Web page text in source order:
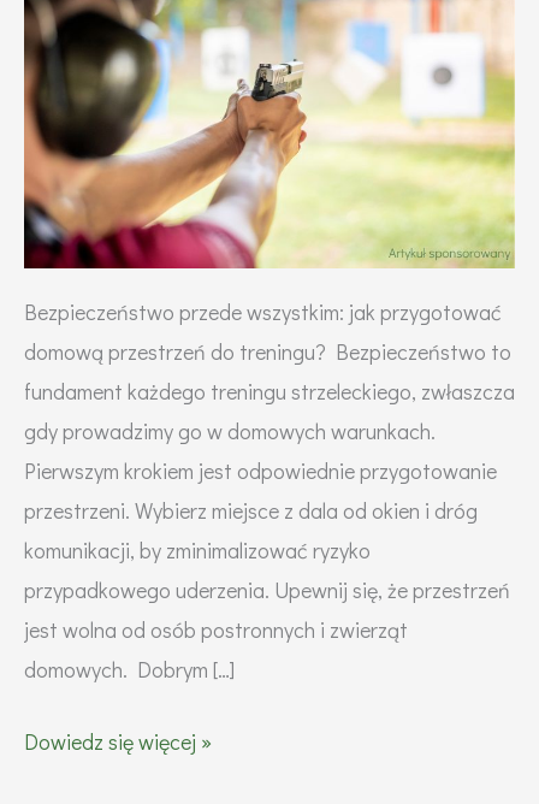
Bezpieczeństwo przede wszystkim: jak przygotować
domową przestrzeń do treningu? Bezpieczeństwo to
fundament każdego treningu strzeleckiego, zwłaszcza
gdy prowadzimy go w domowych warunkach.
Pierwszym krokiem jest odpowiednie przygotowanie
przestrzeni. Wybierz miejsce z dala od okien i dróg
komunikacji, by zminimalizować ryzyko
przypadkowego uderzenia. Upewnij się, że przestrzeń
jest wolna od osób postronnych i zwierząt
domowych. Dobrym […]
Trening
Dowiedz się więcej »